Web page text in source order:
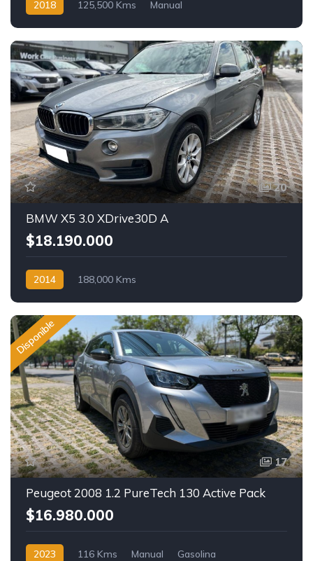
2018 125,500 Kms Manual
20
BMW X5 3.0 XDrive30D A
$18.190.000
2014 188,000 Kms
Disponible
17
Peugeot 2008 1.2 PureTech 130 Active Pack
$16.980.000
2023 116 Kms Manual Gasolina